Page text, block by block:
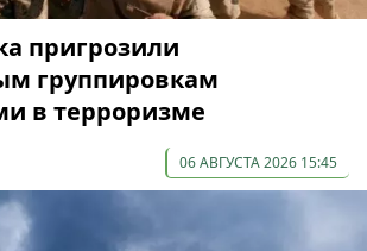
пригрозили
группировкам
в терроризме
06 АВГУСТА 2026 15:45